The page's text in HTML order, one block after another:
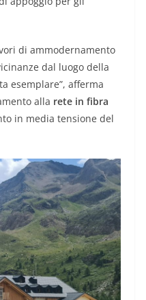
di ammodernamento
dal luogo della
esemplare”, afferma
alla rete in fibra
in media tensione del